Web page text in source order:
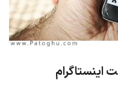
اینستاگرام